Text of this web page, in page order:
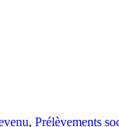
, Prélèvements